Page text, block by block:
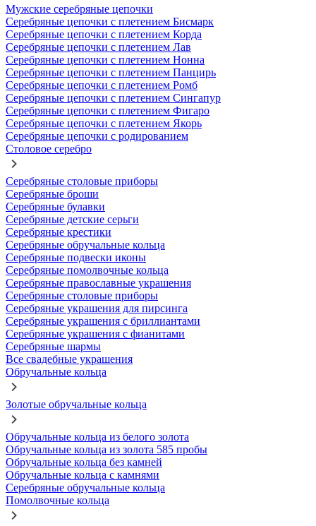
Мужские серебряные цепочки
Серебряные цепочки с плетением Бисмарк
Серебряные цепочки с плетением Корда
Серебряные цепочки с плетением Лав
Серебряные цепочки с плетением Нонна
Серебряные цепочки с плетением Панцирь
Серебряные цепочки с плетением Ромб
Серебряные цепочки с плетением Сингапур
Серебряные цепочки с плетением Фигаро
Серебряные цепочки с плетением Якорь
Серебряные цепочки с родированием
Столовое серебро
Серебряные столовые приборы
Серебряные броши
Серебряные булавки
Серебряные детские серьги
Серебряные крестики
Серебряные обручальные кольца
Серебряные подвески иконы
Серебряные помолвочные кольца
Серебряные православные украшения
Серебряные столовые приборы
Серебряные украшения для пирсинга
Серебряные украшения с бриллиантами
Серебряные украшения с фианитами
Серебряные шармы
Все свадебные украшения
Обручальные кольца
Золотые обручальные кольца
Обручальные кольца из белого золота
Обручальные кольца из золота 585 пробы
Обручальные кольца без камней
Обручальные кольца с камнями
Серебряные обручальные кольца
Помолвочные кольца